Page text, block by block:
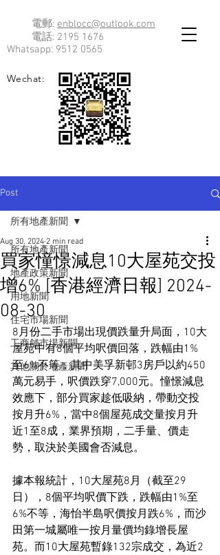
電郵: enblocc@outlook.com
電話: 2195 1676
Whatsapp: 9512 0565
Wechat:
Post
所有地產新聞
地產政策新聞
用地新聞
住宅市場新聞
工商舖市場新聞
其他關於地產新聞
所有地產新聞
買家憧憬減息10大屋苑交投
增6% [香港經濟日報] 2024-
08-30
Aug 30, 2024 2 min read
8月份二手市場出現價跌量升局面，10大
屋苑中有8個平均呎價回落，跌幅由1%
至6%不等，其中美孚新邨3房戶以約450
萬元易手，呎價跌穿7,000元。憧憬減息
效應下，部分買家趁低吸納，帶動交投
按月升6%，當中8個屋苑成交量按月升
近1至8成，業界預期，二手量、價走
勢，取決於美國會否減息。
據本報統計，10大屋苑8月（截至29
日），8個平均呎價下跌，跌幅由1%至
6%不等，海怡半島呎價按月跌6%，而沙
田第一城屬唯一按月量價均錄增長屋
苑。而10大屋苑暫錄132宗成交，為近2